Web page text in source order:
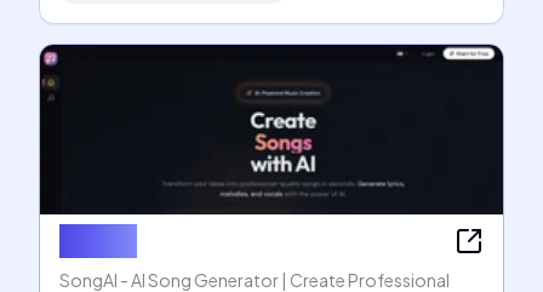
SongAI - AI Song Generator | Create Professional